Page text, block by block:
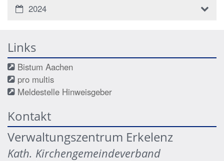
2024
Links
Bistum Aachen
pro multis
Meldestelle Hinweisgeber
Kontakt
Verwaltungszentrum Erkelenz
Kath. Kirchengemeindeverband